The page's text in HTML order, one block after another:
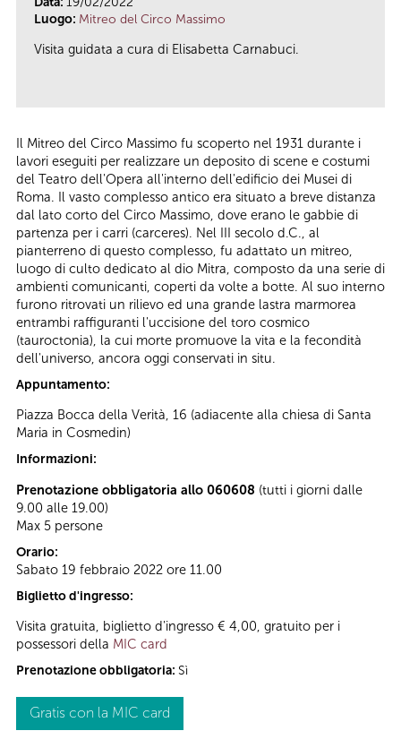
Luogo: Mitreo del Circo Massimo
Visita guidata a cura di Elisabetta Carnabuci.
Il Mitreo del Circo Massimo fu scoperto nel 1931 durante i
lavori eseguiti per realizzare un deposito di scene e costumi
del Teatro dell'Opera all'interno dell'edificio dei Musei di
Roma. Il vasto complesso antico era situato a breve distanza
dal lato corto del Circo Massimo, dove erano le gabbie di
partenza per i carri (carceres). Nel III secolo d.C., al
pianterreno di questo complesso, fu adattato un mitreo,
luogo di culto dedicato al dio Mitra, composto da una serie di
ambienti comunicanti, coperti da volte a botte. Al suo interno
furono ritrovati un rilievo ed una grande lastra marmorea
entrambi raffiguranti l'uccisione del toro cosmico
(tauroctonia), la cui morte promuove la vita e la fecondità
dell'universo, ancora oggi conservati in situ.
Appuntamento:
Piazza Bocca della Verità, 16 (adiacente alla chiesa di Santa
Maria in Cosmedin)
Informazioni:
Prenotazione obbligatoria allo 060608 (tutti i giorni dalle
9.00 alle 19.00)
Max 5 persone
Orario:
Sabato 19 febbraio 2022 ore 11.00
Biglietto d'ingresso:
Visita gratuita, biglietto d'ingresso € 4,00, gratuito per i
possessori della MIC card
Prenotazione obbligatoria: Sì
Gratis con la MIC card